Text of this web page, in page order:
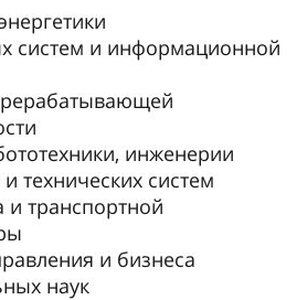
систем и информационной
инженерии
технических систем
и транспортной
и бизнеса
наук